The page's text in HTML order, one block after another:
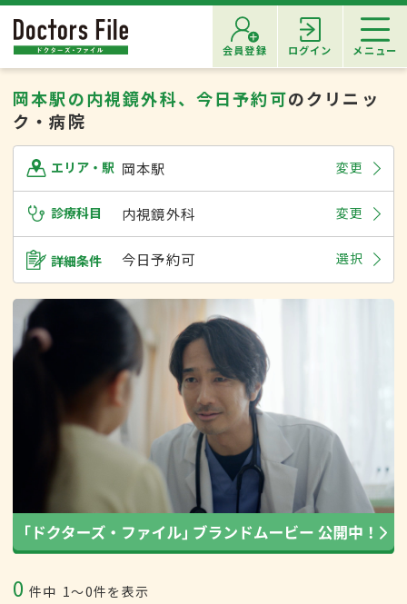
会員登録 ログイン メニュー
岡本駅の内視鏡外科、今日予約可のクリニッ
ク・病院
エリア・駅 岡本駅 変更
診療科目 内視鏡外科 変更
詳細条件 今日予約可 選択
0 件中 1〜0件を表示